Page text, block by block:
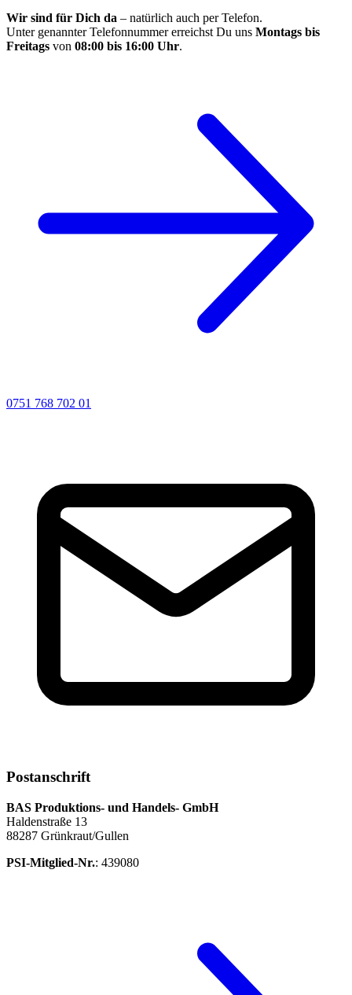
Wir sind für Dich da – natürlich auch per Telefon.
Unter genannter Telefonnummer erreichst Du uns Montags bis
Freitags von 08:00 bis 16:00 Uhr.
0751 768 702 01
Postanschrift
BAS Produktions- und Handels- GmbH
Haldenstraße 13
88287 Grünkraut/Gullen
PSI-Mitglied-Nr.: 439080